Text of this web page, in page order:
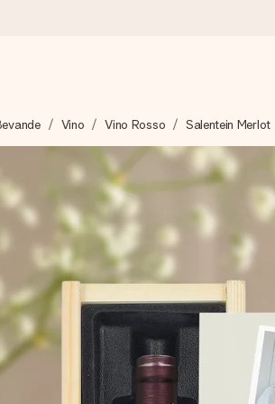
regalo con attenzione e lo spediamo in un
+15.000 recensioni)
I clienti ci valutano 4,7 su Google
gratuito
di unico in pochi passi – con il suo
Vino Vino Rosso Salentein Merlot